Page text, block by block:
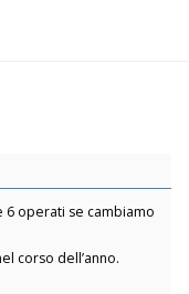
6 operati se cambiamo
corso dell’anno.